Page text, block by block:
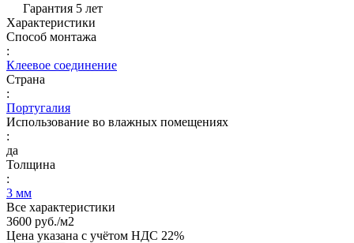
Гарантия 5 лет
Характеристики
Способ монтажа
:
Клеевое соединение
Страна
:
Португалия
Использование во влажных помещениях
:
да
Толщина
:
3 мм
Все характеристики
3600 руб./м2
Цена указана с учётом НДС 22%